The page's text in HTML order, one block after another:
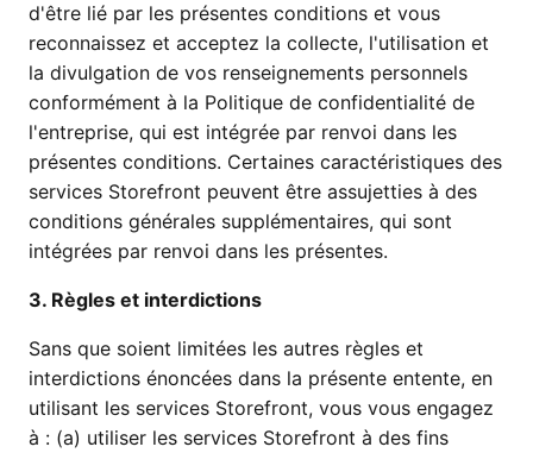
d'être lié par les présentes conditions et vous
reconnaissez et acceptez la collecte, l'utilisation et
la divulgation de vos renseignements personnels
conformément à la Politique de confidentialité de
l'entreprise, qui est intégrée par renvoi dans les
présentes conditions. Certaines caractéristiques des
services Storefront peuvent être assujetties à des
conditions générales supplémentaires, qui sont
intégrées par renvoi dans les présentes.
3. Règles et interdictions
Sans que soient limitées les autres règles et
interdictions énoncées dans la présente entente, en
utilisant les services Storefront, vous vous engagez
à : (a) utiliser les services Storefront à des fins